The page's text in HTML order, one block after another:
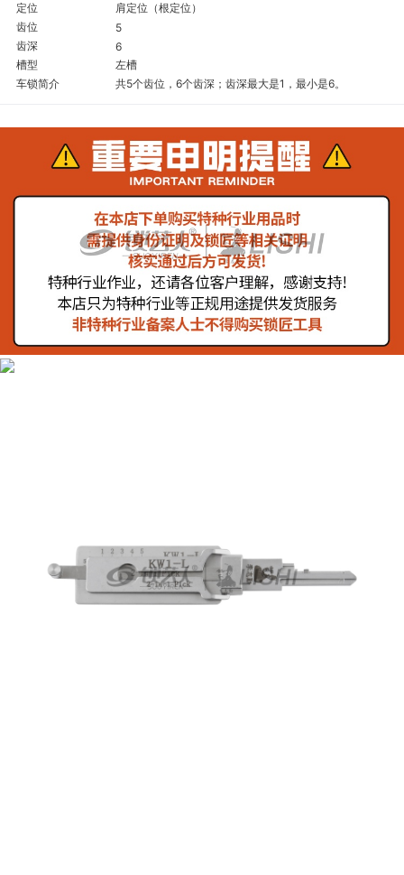
定位
肩定位（根定位）
齿位
5
齿深
6
槽型
左槽
车锁简介
共5个齿位，6个齿深；齿深最大是1，最小是6。